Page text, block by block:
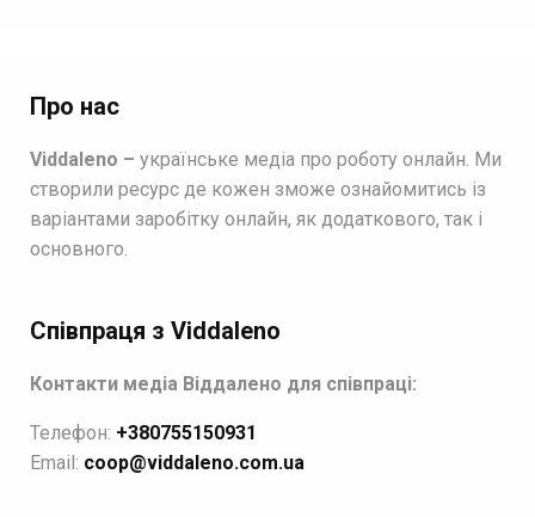
Про нас
Viddaleno – українське медіа про роботу онлайн. Ми
створили ресурс де кожен зможе ознайомитись із
варіантами заробітку онлайн, як додаткового, так і
основного.
Співпраця з Viddaleno
Контакти медіа Віддалено для співпраці:
Телефон: +380755150931
Email: coop@viddaleno.com.ua